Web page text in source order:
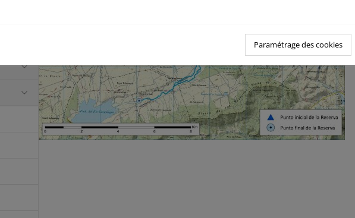
Paramétrage des cookies